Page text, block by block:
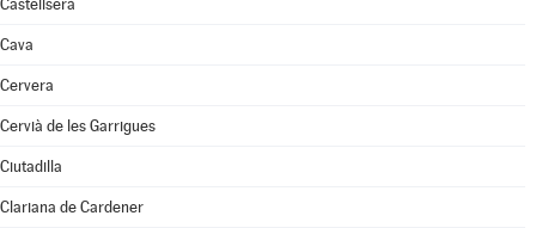
Castellserà
Cava
Cervera
Cervià de les Garrigues
Ciutadilla
Clariana de Cardener